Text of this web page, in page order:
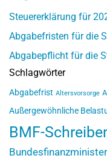
Steuererklärung für
Abgabefristen für die
Abgabepflicht für die
Schlagwörter
Abgabefrist Altersvorsorge
Außergewöhnliche
BMF-